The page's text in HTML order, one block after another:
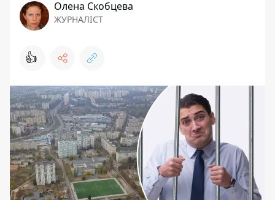
Олена Скобцева
ЖУРНАЛІСТ
👍